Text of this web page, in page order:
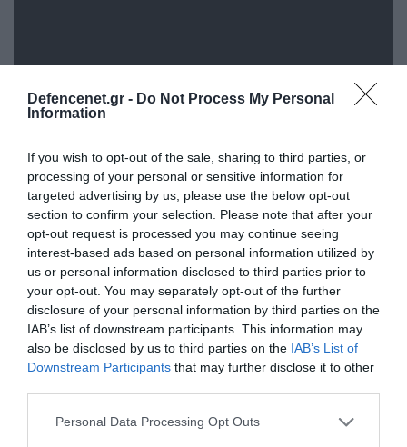
Defencenet.gr - Do Not Process My Personal
Information
If you wish to opt-out of the sale, sharing to third parties, or
processing of your personal or sensitive information for
targeted advertising by us, please use the below opt-out
section to confirm your selection. Please note that after your
opt-out request is processed you may continue seeing
interest-based ads based on personal information utilized by
us or personal information disclosed to third parties prior to
your opt-out. You may separately opt-out of the further
disclosure of your personal information by third parties on the
IAB’s list of downstream participants. This information may
also be disclosed by us to third parties on the IAB’s List of
Downstream Participants that may further disclose it to other
Please note that this website/app uses one or more Google
Personal Data Processing Opt Outs
07.08.2026 | 22:02
Νέα ρωσικά πλήγματα σε πλοία και
λιμενικές εγκαταστάσεις της
Ουκρανίας – Δύο νεκροί στην Κριμαία
07.08.2026
Ο Γιάννης Αλαφούζος
«τέλειωσε» τον Κωνσταντίνο
Ζούλα από τον ΣΚΑΪ – Ο λόγος
της απομάκρυνσής του
Ουκρανών για αντεπίθεση στο